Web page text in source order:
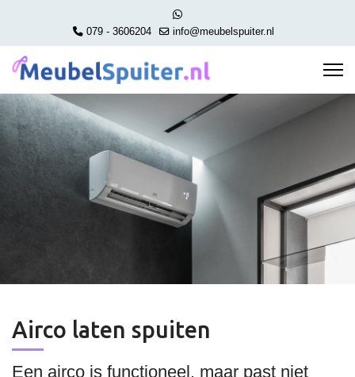
079 - 3606204 info@meubelspuiter.nl
Airco laten spuiten
Een airco is functioneel, maar past niet